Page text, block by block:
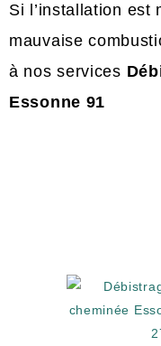
Si l’installation est
mauvaise
à nos services
Essonne 91